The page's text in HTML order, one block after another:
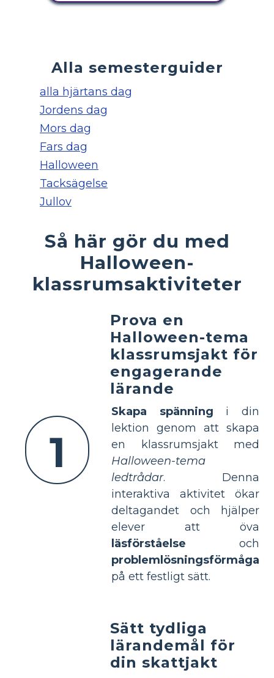
Alla semesterguider
alla hjärtans dag
Jordens dag
Mors dag
Fars dag
Halloween
Tacksägelse
Jullov
Så här gör du med
Halloween-
klassrumsaktiviteter
1
Prova en
Halloween-tema
klassrumsjakt för
engagerande
lärande
Skapa spänning i din
lektion genom att skapa
en klassrumsjakt med
Halloween-tema
ledtrådar. Denna
interaktiva aktivitet ökar
deltagandet och hjälper
elever att öva
läsförståelse och
problemlösningsförmåga
på ett festligt sätt.
Sätt tydliga
lärandemål för
din skattjakt